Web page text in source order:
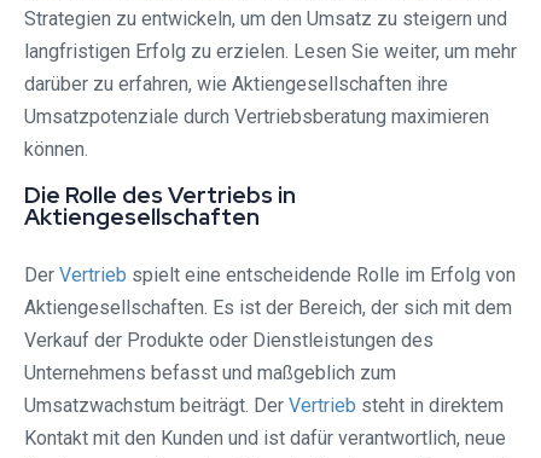
Strategien zu entwickeln, um den Umsatz zu steigern und
langfristigen Erfolg zu erzielen. Lesen Sie weiter, um mehr
darüber zu erfahren, wie Aktiengesellschaften ihre
Umsatzpotenziale durch Vertriebsberatung maximieren
können.
Die Rolle des Vertriebs in
Aktiengesellschaften
Der Vertrieb spielt eine entscheidende Rolle im Erfolg von
Aktiengesellschaften. Es ist der Bereich, der sich mit dem
Verkauf der Produkte oder Dienstleistungen des
Unternehmens befasst und maßgeblich zum
Umsatzwachstum beiträgt. Der Vertrieb steht in direktem
Kontakt mit den Kunden und ist dafür verantwortlich, neue